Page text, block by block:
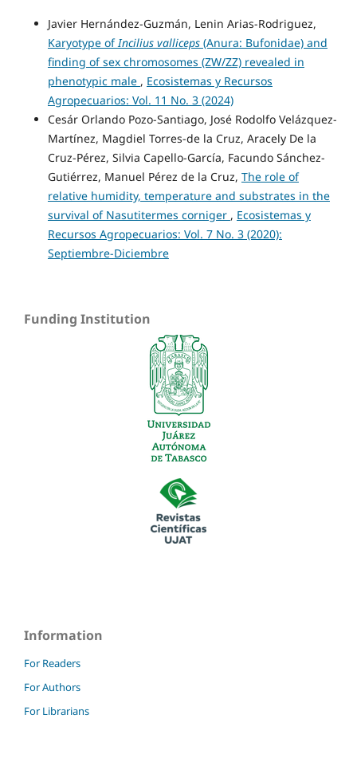
Javier Hernández-Guzmán, Lenin Arias-Rodriguez,
Karyotype ofIncilius valliceps (Anura: Bufonidae) and
finding of sex chromosomes (ZW/ZZ) revealed in
phenotypic male , Ecosistemas y Recursos
Agropecuarios: Vol. 11 No. 3 (2024)
Cesár Orlando Pozo-Santiago, José Rodolfo Velázquez-
Martínez, Magdiel Torres-de la Cruz, Aracely De la
Cruz-Pérez, Silvia Capello-García, Facundo Sánchez-
Gutiérrez, Manuel Pérez de la Cruz, The role of
relative humidity, temperature and substrates in the
survival of Nasutitermes corniger , Ecosistemas y
Recursos Agropecuarios: Vol. 7 No. 3 (2020):
Septiembre-Diciembre
Funding Institution
Information
For Readers
For Authors
For Librarians